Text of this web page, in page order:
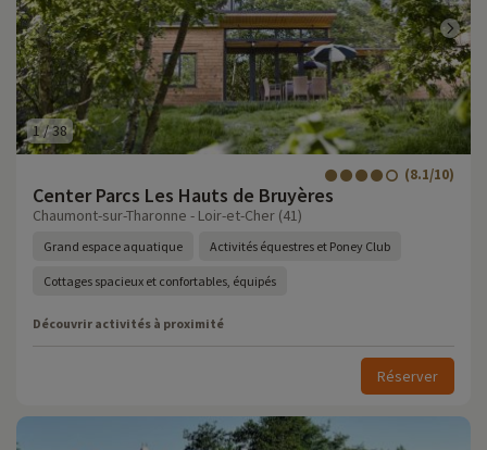
1/38
Center Parcs Les Hauts de Bruyères
(8.1/10)
Chaumont-sur-Tharonne - Loir-et-Cher (41)
Grand espace aquatique Activités équestres et Poney Club
Cottages spacieux et confortables, équipés
Découvrir activités à proximité
Réserver